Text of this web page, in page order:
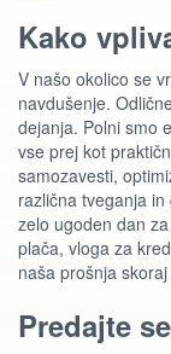
Kako
V našo okolico se
navdušenje.
dejanja. Polni smo
vse prej kot
samozavesti,
različna tveganja
zelo ugoden dan
plača, vloga za
naša prošnja
Predajte